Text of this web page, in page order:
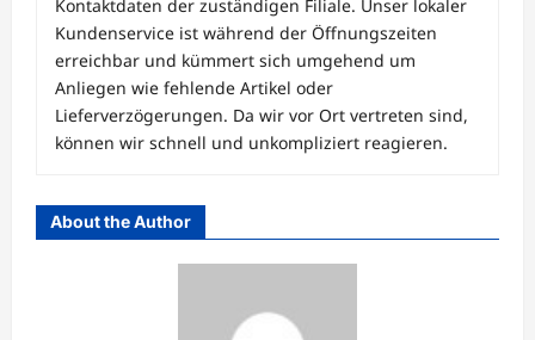
Kontaktdaten der zuständigen Filiale. Unser lokaler
Kundenservice ist während der Öffnungszeiten
erreichbar und kümmert sich umgehend um
Anliegen wie fehlende Artikel oder
Lieferverzögerungen. Da wir vor Ort vertreten sind,
können wir schnell und unkompliziert reagieren.
About the Author